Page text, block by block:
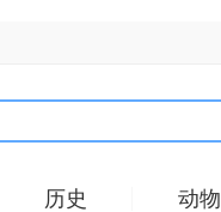
历史 动物